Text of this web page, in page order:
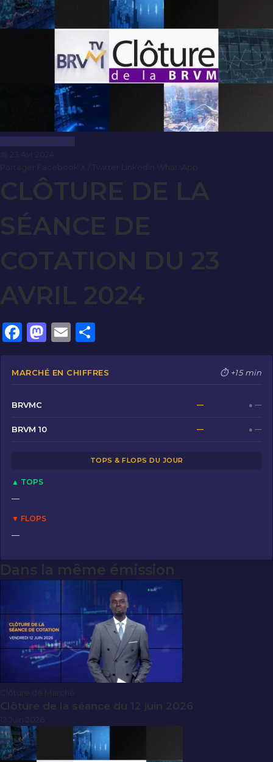
Clôture de Marché
CLÔTURE DE LA
SÉANCE DE
COTATION DU 23
AVRIL 2024
F
a
c
b
o
o
M
a
st
o
n
E
m
ai
ar
ta
MARCHÉ EN CHIFFRES ⏱ +15 min
BRVMC — ● —
BRVM 10 — ● —
TOPS & FLOPS DU JOUR
▲ TOPS
—
▼ FLOPS
—
Dans la même émission
Clôture de la séance du 12 juin 2026